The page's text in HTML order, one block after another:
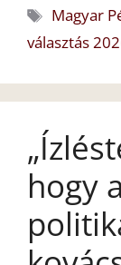
Címkék
Magyar
választás
hogy